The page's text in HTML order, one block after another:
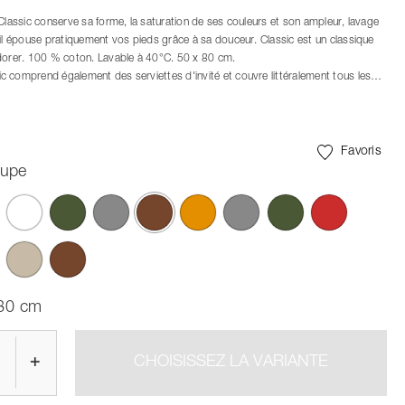
conserve sa forme, la saturation de ses couleurs et son ampleur, lavage
épouse pratiquement vos pieds grâce à sa douceur. Classic est un classique
100 % coton. Lavable à 40°C. 50 x 80 cm.
comprend également des serviettes d'invité et couvre littéralement tous les
de serviettes, avec des tailles de 70 x 50 cm, 100 x 50 cm et la très
Favoris
ont été sélectionnés
cm
+ CHOISISSEZ LA VARIANTE